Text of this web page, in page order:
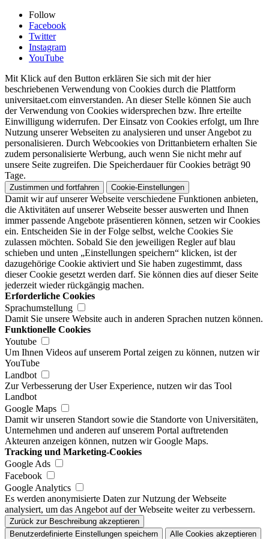
Follow
Facebook
Twitter
Instagram
YouTube
Mit Klick auf den Button erklären Sie sich mit der hier
beschriebenen Verwendung von Cookies durch die Plattform
universitaet.com einverstanden. An dieser Stelle können Sie auch
der Verwendung von Cookies widersprechen bzw. Ihre erteilte
Einwilligung widerrufen. Der Einsatz von Cookies erfolgt, um Ihre
Nutzung unserer Webseiten zu analysieren und unser Angebot zu
personalisieren. Durch Webcookies von Drittanbietern erhalten Sie
zudem personalisierte Werbung, auch wenn Sie nicht mehr auf
unsere Seite zugreifen. Die Speicherdauer für Cookies beträgt 90
Tage.
Zustimmen und fortfahren Cookie-Einstellungen
Damit wir auf unserer Webseite verschiedene Funktionen anbieten,
die Aktivitäten auf unserer Webseite besser auswerten und Ihnen
immer passende Angebote präsentieren können, setzen wir Cookies
ein. Entscheiden Sie in der Folge selbst, welche Cookies Sie
zulassen möchten. Sobald Sie den jeweiligen Regler auf blau
schieben und unten „Einstellungen speichern“ klicken, ist der
dazugehörige Cookie aktiviert und Sie haben zugestimmt, dass
dieser Cookie gesetzt werden darf. Sie können dies auf dieser Seite
jederzeit wieder rückgängig machen.
Erforderliche Cookies
Sprachumstellung
Damit Sie unsere Website auch in anderen Sprachen nutzen können.
Funktionelle Cookies
Youtube
Um Ihnen Videos auf unserem Portal zeigen zu können, nutzen wir
YouTube
Landbot
Zur Verbesserung der User Experience, nutzen wir das Tool
Landbot
Google Maps
Damit wir unseren Standort sowie die Standorte von Universitäten,
Unternehmen und anderen auf unserem Portal auftretenden
Akteuren anzeigen können, nutzen wir Google Maps.
Tracking und Marketing-Cookies
Google Ads
Facebook
Google Analytics
Es werden anonymisierte Daten zur Nutzung der Webseite
analysiert, um das Angebot auf der Webseite weiter zu verbessern.
Zurück zur Beschreibung akzeptieren
Benutzerdefinierte Einstellungen speichern
Alle Cookies akzeptieren